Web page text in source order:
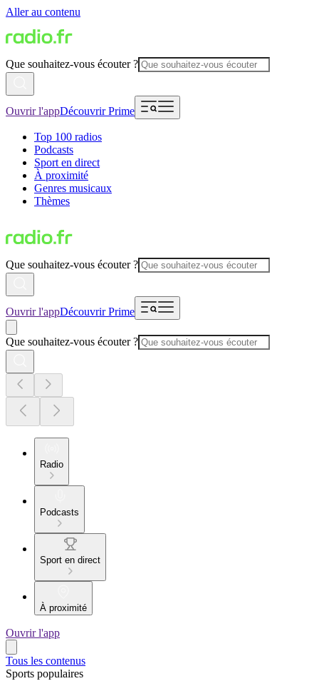
Aller au contenu
Que souhaitez-vous écouter ?
Ouvrir l'appDécouvrir Prime
Top 100 radios
Podcasts
Sport en direct
À proximité
Genres musicaux
Thèmes
Que souhaitez-vous écouter ?
Ouvrir l'appDécouvrir Prime
Que souhaitez-vous écouter ?
Radio
Podcasts
Sport en direct
À proximité
Ouvrir l'app
Tous les contenus
Sports populaires